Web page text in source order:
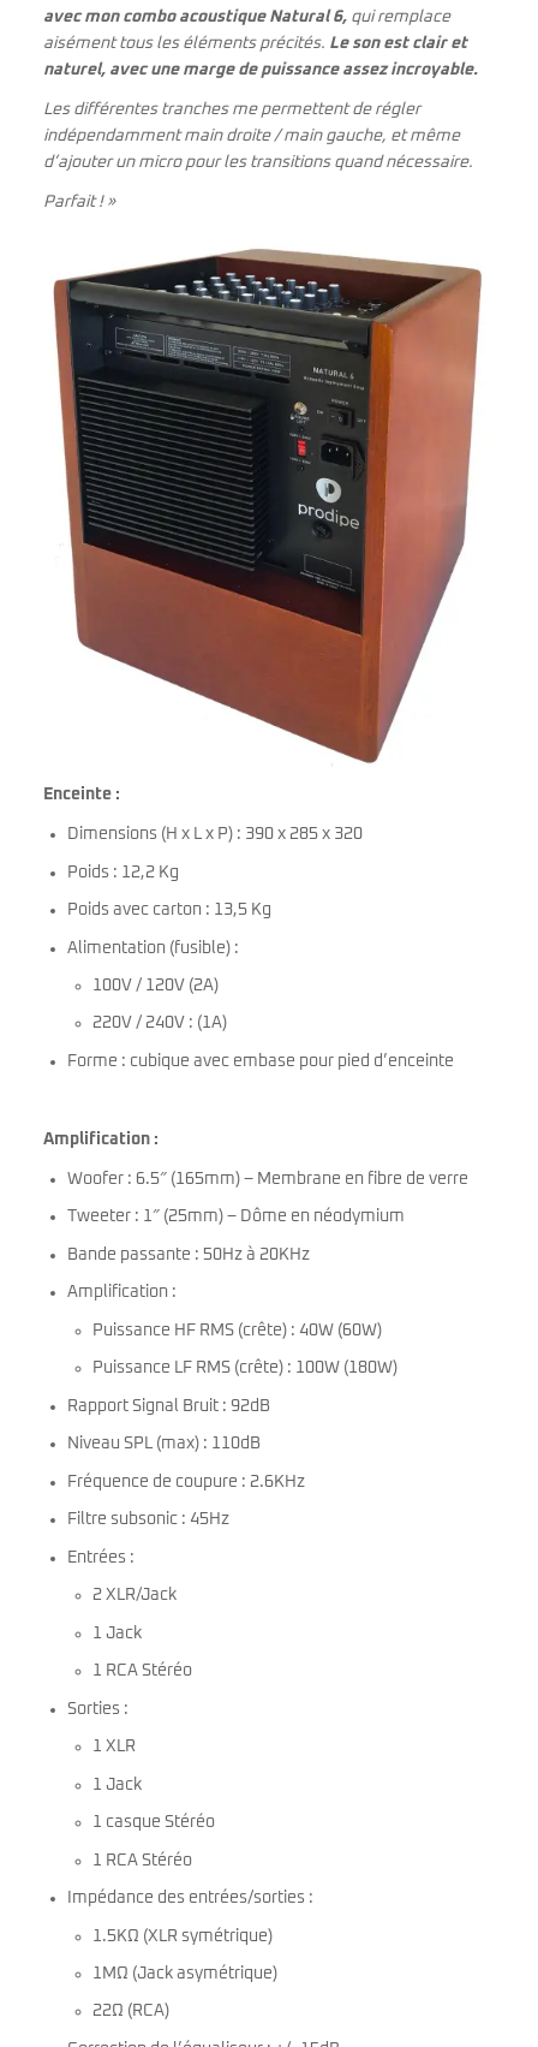
avec mon combo acoustique Natural 6, qui remplace
aisément tous les éléments précités. Le son est clair et
naturel, avec une marge de puissance assez incroyable.
Les différentes tranches me permettent de régler
indépendamment main droite / main gauche, et même
d’ajouter un micro pour les transitions quand nécessaire.
Parfait ! »
Enceinte :
Dimensions (H x L x P) : 390 x 285 x 320
Poids : 12,2 Kg
Poids avec carton : 13,5 Kg
Alimentation (fusible) :
100V / 120V (2A)
220V / 240V : (1A)
Forme : cubique avec embase pour pied d’enceinte
Amplification :
Woofer : 6.5″ (165mm) – Membrane en fibre de verre
Tweeter : 1″ (25mm) – Dôme en néodymium
Bande passante : 50Hz à 20KHz
Amplification :
Puissance HF RMS (crête) : 40W (60W)
Puissance LF RMS (crête) : 100W (180W)
Rapport Signal Bruit : 92dB
Niveau SPL (max) : 110dB
Fréquence de coupure : 2.6KHz
Filtre subsonic : 45Hz
Entrées :
2 XLR/Jack
1 Jack
1 RCA Stéréo
Sorties :
1 XLR
1 Jack
1 casque Stéréo
1 RCA Stéréo
Impédance des entrées/sorties :
1.5KΩ (XLR symétrique)
1MΩ (Jack asymétrique)
22Ω (RCA)